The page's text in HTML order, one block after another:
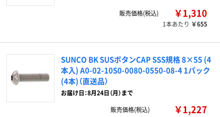
販売価格(税込)
￥1,310
1本あたり ￥655
SUNCO BK SUSボタンCAP SSS規格 8×55 (4
本入) A0-02-10S0-0080-0550-08-4 1パック
(4本)（直送品）
お届け日：8月24日（月）まで
販売価格(税込)
￥1,227